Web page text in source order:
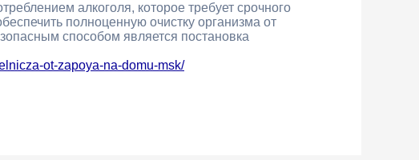
алкоголя, которое требует срочного
полноценную очистку организма от
способом является постановка
ot-zapoya-na-domu-msk/